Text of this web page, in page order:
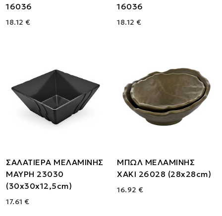
16036
18.12 €
16036
18.12 €
ΣΑΛΑΤΙΕΡΑ ΜΕΛΑΜΙΝΗΣ
ΜΑΥΡΗ 23030
(30x30x12,5cm)
17.61 €
ΜΠΩΛ ΜΕΛΑΜΙΝΗΣ
ΧΑΚΙ 26028 (28x28cm)
16.92 €